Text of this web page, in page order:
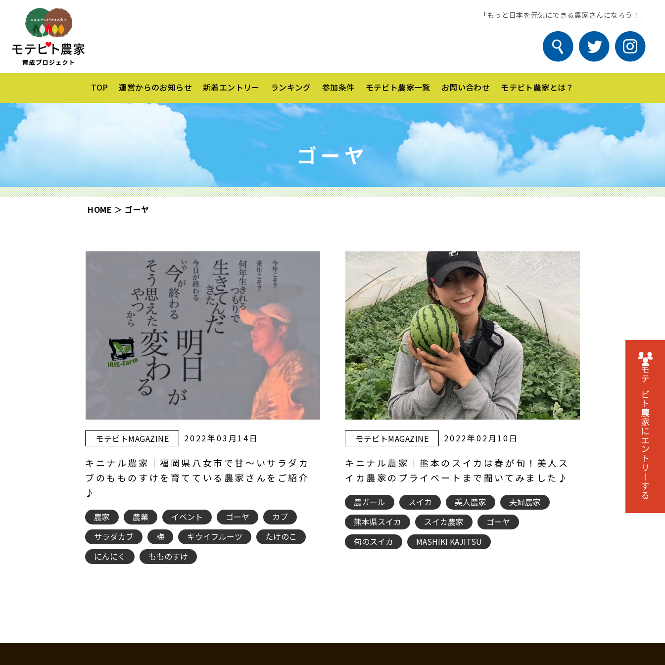
「もっと日本を元気にできる農家さんになろう！」
TOP 運営からのお知らせ 新着エントリー ランキング 参加条件 モテビト農家一覧 お問い合わせ モテビト農家とは？
ゴーヤ
HOME ゴーヤ
モテビトMAGAZINE 2022年03月14日
キニナル農家｜福岡県八女市で甘～いサラダカ
ブのもものすけを育てている農家さんをご紹介
♪
農家 農業 イベント ゴーヤ
カブ
サラダカブ
梅 キウイフルーツ
たけのこ
にんにく
もものすけ
モテビトMAGAZINE 2022年02月10日
キニナル農家｜熊本のスイカは春が旬！美人ス
イカ農家のプライベートまで聞いてみました♪
農ガール スイカ 美人農家
夫婦農家
熊本県スイカ
スイカ農家
ゴーヤ
旬のスイカ
MASHIKI KAJITSU
モテビト農家に
エントリーする